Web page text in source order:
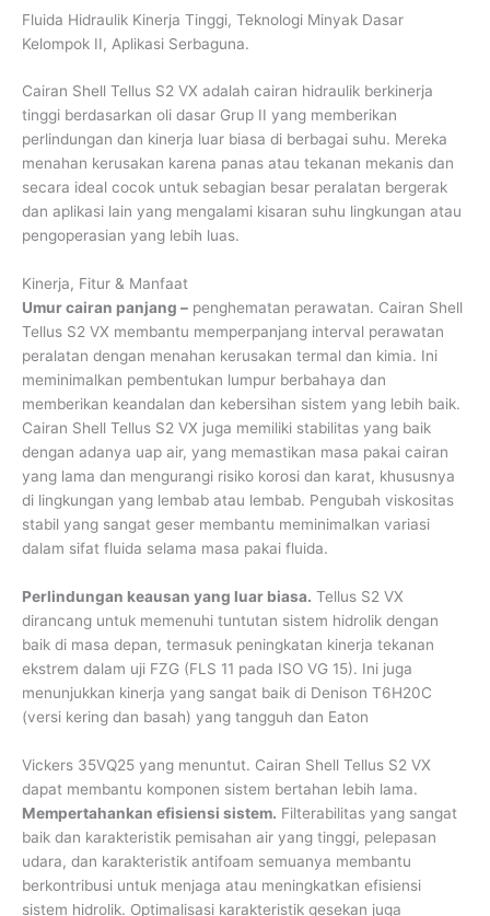
Fluida Hidraulik Kinerja Tinggi, Teknologi Minyak Dasar
Kelompok II, Aplikasi Serbaguna.
Cairan Shell Tellus S2 VX adalah cairan hidraulik berkinerja
tinggi berdasarkan oli dasar Grup II yang memberikan
perlindungan dan kinerja luar biasa di berbagai suhu. Mereka
menahan kerusakan karena panas atau tekanan mekanis dan
secara ideal cocok untuk sebagian besar peralatan bergerak
dan aplikasi lain yang mengalami kisaran suhu lingkungan atau
pengoperasian yang lebih luas.
Kinerja, Fitur & Manfaat
Umur cairan panjang – penghematan perawatan. Cairan Shell
Tellus S2 VX membantu memperpanjang interval perawatan
peralatan dengan menahan kerusakan termal dan kimia. Ini
meminimalkan pembentukan lumpur berbahaya dan
memberikan keandalan dan kebersihan sistem yang lebih baik.
Cairan Shell Tellus S2 VX juga memiliki stabilitas yang baik
dengan adanya uap air, yang memastikan masa pakai cairan
yang lama dan mengurangi risiko korosi dan karat, khususnya
di lingkungan yang lembab atau lembab. Pengubah viskositas
stabil yang sangat geser membantu meminimalkan variasi
dalam sifat fluida selama masa pakai fluida.
Perlindungan keausan yang luar biasa. Tellus S2 VX
dirancang untuk memenuhi tuntutan sistem hidrolik dengan
baik di masa depan, termasuk peningkatan kinerja tekanan
ekstrem dalam uji FZG (FLS 11 pada ISO VG 15). Ini juga
menunjukkan kinerja yang sangat baik di Denison T6H20C
(versi kering dan basah) yang tangguh dan Eaton
Vickers 35VQ25 yang menuntut. Cairan Shell Tellus S2 VX
dapat membantu komponen sistem bertahan lebih lama.
Mempertahankan efisiensi sistem. Filterabilitas yang sangat
baik dan karakteristik pemisahan air yang tinggi, pelepasan
udara, dan karakteristik antifoam semuanya membantu
berkontribusi untuk menjaga atau meningkatkan efisiensi
sistem hidrolik. Optimalisasi karakteristik gesekan juga